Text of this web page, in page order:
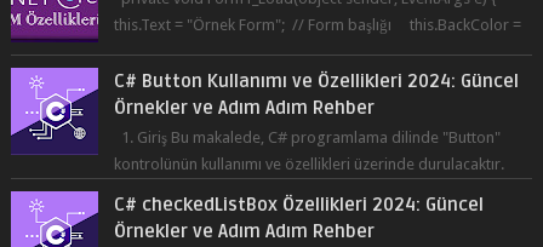
C# Button Kullanımı ve Özellikleri 2024: Güncel
Örnekler ve Adım Adım Rehber
1. Giriş Bu makalede, C# programlama dilinde "Button"
kontrolünün kullanımı ve özellikleri üzerinde durulacaktır.
Button, bir ku...
C# checkedListBox Özellikleri 2024: Güncel
Örnekler ve Adım Adım Rehber
C# Switch-Case Kullanımı C# checkedListBox Nedir? C#
checkedListBox , C# programlama dilinde kullanılan bir